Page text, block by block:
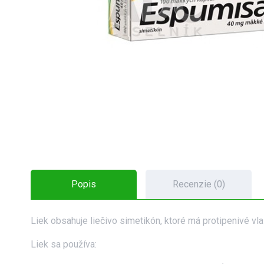
Popis Recenzie (0)
Liek obsahuje liečivo simetikón, ktoré má protipenivé
Liek sa používa: